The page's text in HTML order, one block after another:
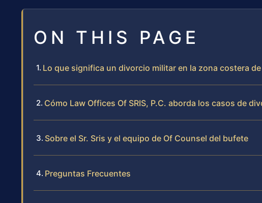
ON THIS PAGE
Lo que significa un divorcio militar en la zona costera
Cómo Law Offices Of SRIS, P.C. aborda los casos de
Sobre el Sr. Sris y el equipo de Of Counsel del bufete
Preguntas Frecuentes